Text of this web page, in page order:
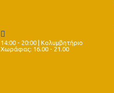
14:00 - 20:00 | Κολυμβητήριο
Χωράφας: 16.00 - 21.00